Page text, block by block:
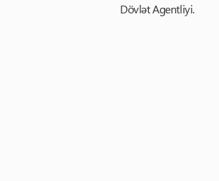
Dövlət Agentliyi.